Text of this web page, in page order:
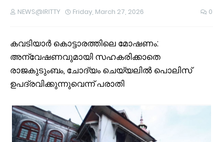
NEWS@IRITTY Friday, March 27, 2026 0
കവടിയാർ കൊട്ടാരത്തിലെ മോഷണം:
അന്വേഷണവുമായി സഹകരിക്കാതെ
രാജകുടുംബം, ചോദ്യം ചെയ്യലിൽ പൊലിസ്‍
ഉപദ്രവിക്കുന്നുവെന്ന് പരാതി